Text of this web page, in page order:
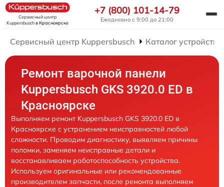
Сервисный центр
Kuppersbuschв Красноярске
+7 (800) 101-14-79
Ежедневно с 9:00 до 21:00
Сервисный центр Kuppersbusch Каталог устройств
Ремонт варочной панели
Kuppersbusch GKS 3920.0 ED в
Красноярске
Выполняем ремонт Kuppersbusch GKS 3920.0 ED в
Красноярске с устранением неисправностей любой
сложности. Проводим диагностику, выявляем причины
поломки, заменяем неисправные детали и
восстанавливаем работоспособность устройства.
Используем оригинальные или рекомендованные
производителем запчасти, после ремонта выполняем